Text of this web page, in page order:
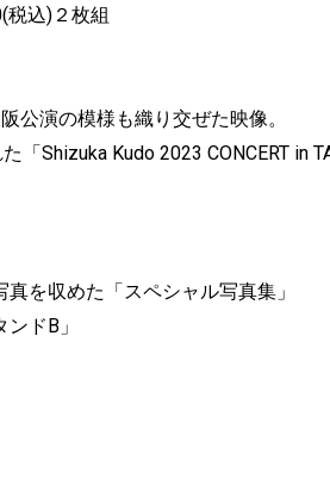
税込)２枚組
公演の模様も織り交ぜた映像。
「Shizuka Kudo 2023 CONCERT in
を収めた「スペシャル写真集」
ドB」